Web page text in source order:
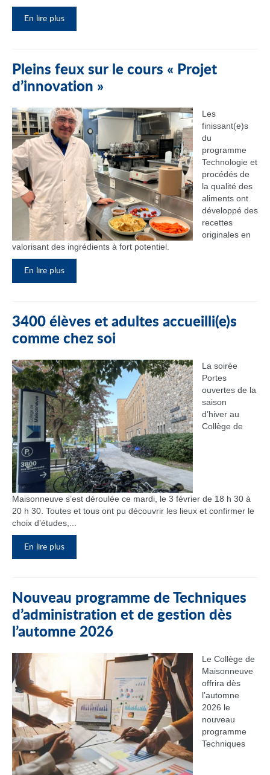
En lire plus
Pleins feux sur le cours « Projet
d’innovation »
Les
finissant(e)s
du
programme
Technologie et
procédés de
la qualité des
aliments ont
développé des
recettes
originales en
valorisant des ingrédients à fort potentiel.
En lire plus
3400 élèves et adultes accueilli(e)s
comme chez soi
La soirée
Portes
ouvertes de la
saison
d’hiver au
Collège de
Maisonneuve s’est déroulée ce mardi, le 3 février de 18 h 30 à
20 h 30. Toutes et tous ont pu découvrir les lieux et confirmer le
choix d’études,...
En lire plus
Nouveau programme de Techniques
d’administration et de gestion dès
l’automne 2026
Le Collège de
Maisonneuve
offrira dès
l’automne
2026 le
nouveau
programme
Techniques